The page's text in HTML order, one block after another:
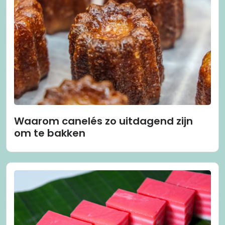
Waarom canelés zo uitdagend zijn
om te bakken